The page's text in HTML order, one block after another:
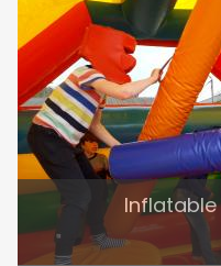
Inflatable